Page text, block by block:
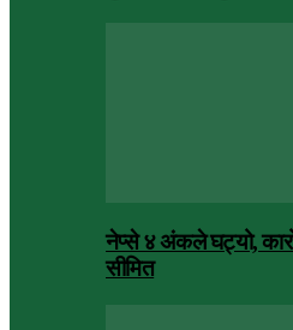
नेप्से ४ अंकले घट्यो,
सीमित